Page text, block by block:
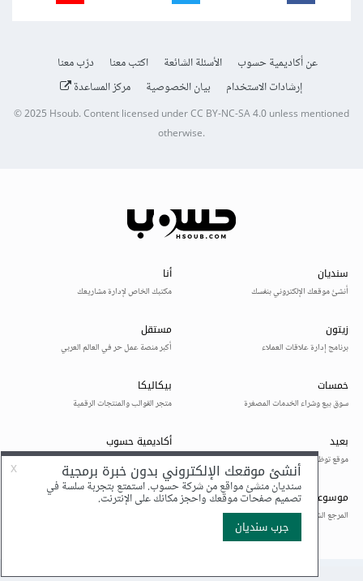
عن أكاديمية حسوب الأسئلة الشائعة اكتب معنا
درّب معنا
إرشادات الاستخدام
بيان الخصوصية مركز المساعدة
© 2025Hsoub.Content licensed underCC BY-NC-SA 4.0unless mentioned
otherwise.